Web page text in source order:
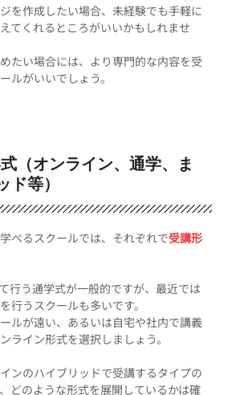
を作成したい場合、未経験でも手軽に
てくれるところがいいかもしれませ
たい場合には、より専門的な内容を受
ルがいいでしょう。
（オンライン、通学、ま
ド等）
べるスクールでは、それぞれで受講形
行う通学式が一般的ですが、最近では
行うスクールも多いです。
ルが遠い、あるいは自宅や社内で講義
ライン形式を選択しましょう。
ンのハイブリッドで受講するタイプの
どのような形式を展開しているかは確